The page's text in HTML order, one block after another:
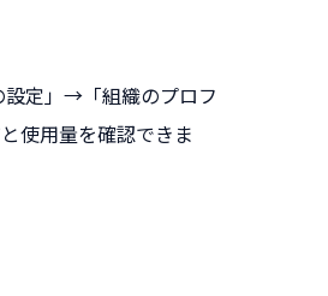
定」→「組織のプロフ
使用量を確認できま